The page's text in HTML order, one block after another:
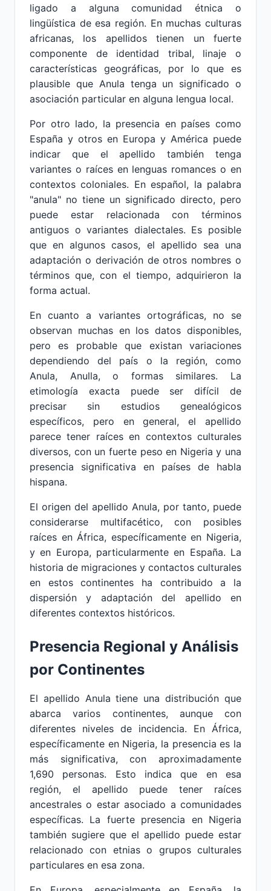
ligado a alguna comunidad étnica o
lingüística de esa región. En muchas culturas
africanas, los apellidos tienen un fuerte
componente de identidad tribal, linaje o
características geográficas, por lo que es
plausible que Anula tenga un significado o
asociación particular en alguna lengua local.
Por otro lado, la presencia en países como
España y otros en Europa y América puede
indicar que el apellido también tenga
variantes o raíces en lenguas romances o en
contextos coloniales. En español, la palabra
"anula" no tiene un significado directo, pero
puede estar relacionada con términos
antiguos o variantes dialectales. Es posible
que en algunos casos, el apellido sea una
adaptación o derivación de otros nombres o
términos que, con el tiempo, adquirieron la
forma actual.
En cuanto a variantes ortográficas, no se
observan muchas en los datos disponibles,
pero es probable que existan variaciones
dependiendo del país o la región, como
Anula, Anulla, o formas similares. La
etimología exacta puede ser difícil de
precisar sin estudios genealógicos
específicos, pero en general, el apellido
parece tener raíces en contextos culturales
diversos, con un fuerte peso en Nigeria y una
presencia significativa en países de habla
hispana.
El origen del apellido Anula, por tanto, puede
considerarse multifacético, con posibles
raíces en África, específicamente en Nigeria,
y en Europa, particularmente en España. La
historia de migraciones y contactos culturales
en estos continentes ha contribuido a la
dispersión y adaptación del apellido en
diferentes contextos históricos.
Presencia Regional y Análisis
por Continentes
El apellido Anula tiene una distribución que
abarca varios continentes, aunque con
diferentes niveles de incidencia. En África,
específicamente en Nigeria, la presencia es la
más significativa, con aproximadamente
1,690 personas. Esto indica que en esa
región, el apellido puede tener raíces
ancestrales o estar asociado a comunidades
específicas. La fuerte presencia en Nigeria
también sugiere que el apellido puede estar
relacionado con etnias o grupos culturales
particulares en esa zona.